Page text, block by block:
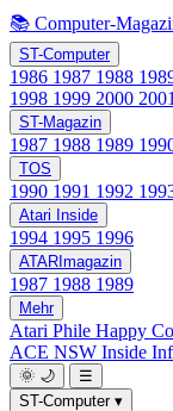
📚 Computer-
ST-Computer
1986 1987 1988
1998 1999 2000 2001
ST-Magazin
1987 1988 1989
TOS
1990 1991 1992
Atari Inside
1994 1995 1996
ATARImagazin
1987 1988 1989
Mehr
Atari Phile Happy
ACE NSW Inside
🌞 🌙
☰
ST-Computer ▾